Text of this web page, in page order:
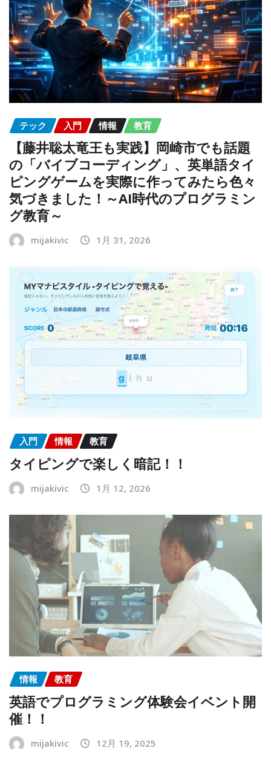
テック 入門 情報 教育
【藤井聡太竜王も実践】岡崎市でも話題
の「バイブコーディング」、英単語タイ
ピングゲームを実際に作ってみたら色々
気づきました！～AI時代のプログラミン
グ教育～
mijakivic 1月 31, 2026
入門 情報 教育
タイピングで楽しく暗記！！
mijakivic 1月 12, 2026
情報 教育
英語でプログラミング体験会イベント開
催！！
mijakivic 12月 19, 2025